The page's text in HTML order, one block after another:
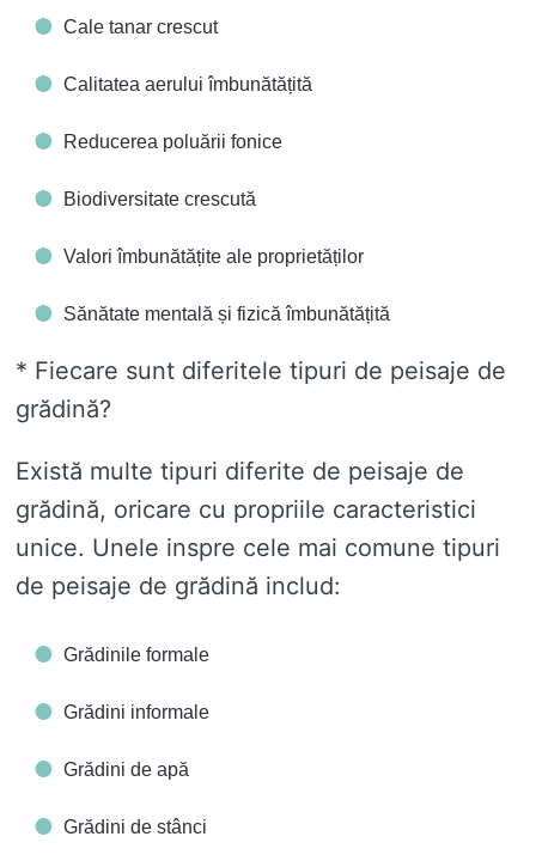
Cale tanar crescut
Calitatea aerului îmbunătățită
Reducerea poluării fonice
Biodiversitate crescută
Valori îmbunătățite ale proprietăților
Sănătate mentală și fizică îmbunătățită
* Fiecare sunt diferitele tipuri de peisaje de
grădină?
Există multe tipuri diferite de peisaje de
grădină, oricare cu propriile caracteristici
unice. Unele inspre cele mai comune tipuri
de peisaje de grădină includ:
Grădinile formale
Grădini informale
Grădini de apă
Grădini de stânci